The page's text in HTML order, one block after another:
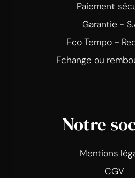
Paiement
Garantie -
Eco Tempo -
Echange ou
Notre
Mentions
CGV